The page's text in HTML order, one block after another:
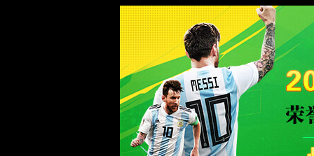
中国·TapTap点点(188BEt改名)